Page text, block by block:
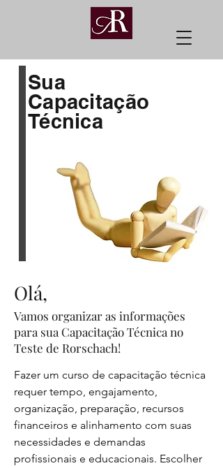
Sua
Capacitação
Técnica
Olá,
Vamos organizar as informações
para sua Capacitação Técnica no
Teste de Rorschach!
Fazer um curso de capacitação técnica
requer tempo, engajamento,
organização, preparação, recursos
financeiros e alinhamento com suas
necessidades e demandas
profissionais e educacionais. Escolher